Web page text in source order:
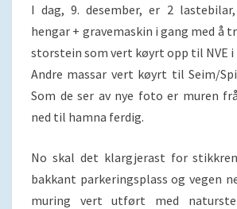
I dag, 9. desember, er 2
hengar + gravemaskin i gang med å
storstein som vert køyrt opp til NVE i
Andre massar vert køyrt til Seim/
Som de ser av nye foto er muren
ned til hamna ferdig.
No skal det klargjerast for
bakkant parkeringsplass og vegen
muring vert utført med